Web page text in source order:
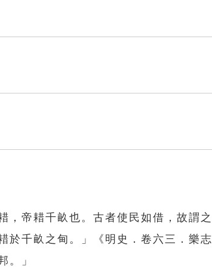
，帝耤千畝也。古者使民如借，故謂
於千畝之甸。」《明史．卷六三．樂
。」